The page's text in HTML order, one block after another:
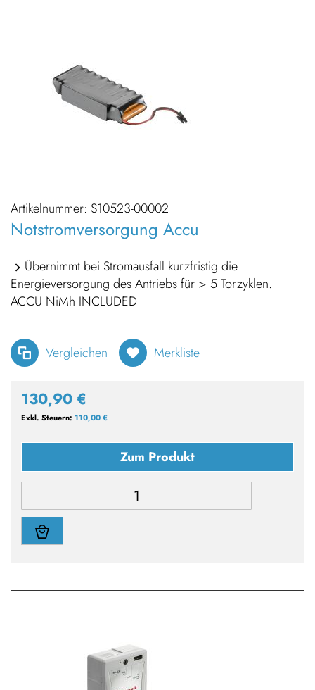
Artikelnummer: S10523-00002
Notstromversorgung Accu
Übernimmt bei Stromausfall kurzfristig die
Energieversorgung des Antriebs für > 5 Torzyklen.
ACCU NiMh INCLUDED
Vergleichen Merkliste
130,90 €
110,00 €
Zum Produkt